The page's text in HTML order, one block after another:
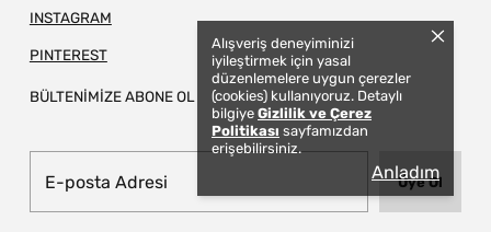
Alışveriş deneyiminizi
iyileştirmek için yasal
düzenlemelere uygun çerezler
(cookies) kullanıyoruz. Detaylı
bilgiye Gizlilik ve Çerez
Politikası sayfamızdan
erişebilirsiniz.
Anladım
INSTAGRAM
PINTEREST
BÜLTENİMİZE ABONE OL
Üye Ol